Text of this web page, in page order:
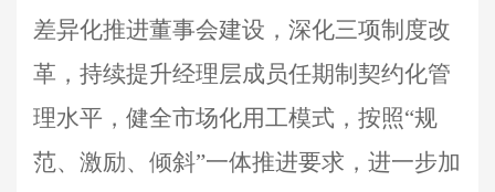
差异化推进董事会建设，深化三项制度改
革，持续提升经理层成员任期制契约化管
理水平，健全市场化用工模式，按照“规
范、激励、倾斜”一体推进要求，进一步加